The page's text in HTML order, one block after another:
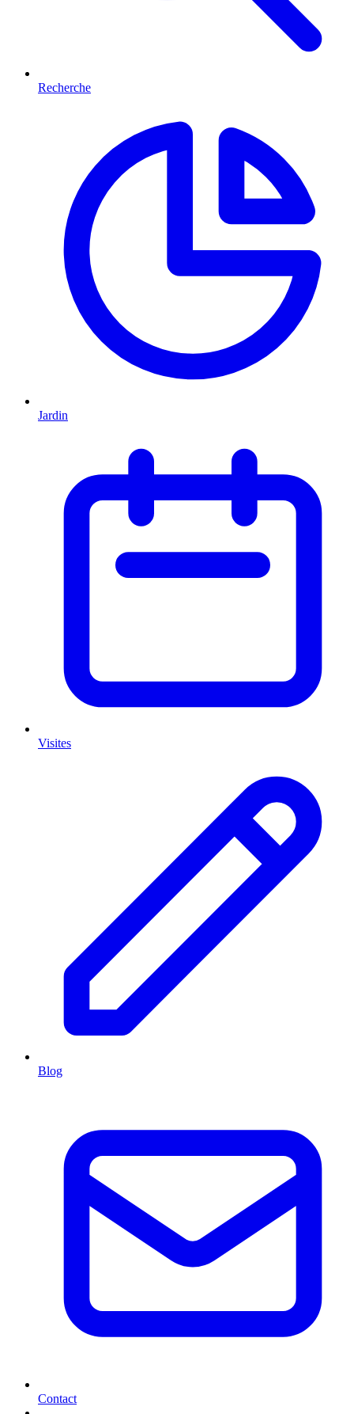
Recherche
Jardin
Visites
Blog
Contact